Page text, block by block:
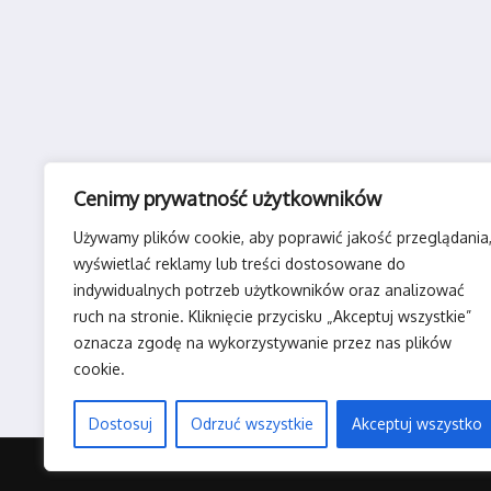
Cenimy prywatność użytkowników
Używamy plików cookie, aby poprawić jakość przeglądania,
wyświetlać reklamy lub treści dostosowane do
indywidualnych potrzeb użytkowników oraz analizować
ruch na stronie. Kliknięcie przycisku „Akceptuj wszystkie”
oznacza zgodę na wykorzystywanie przez nas plików
cookie.
Dostosuj Odrzuć wszystkie Akceptuj wszystko